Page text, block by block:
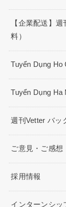
【企業配送】
料）
Tuyển Dụng Ho
Tuyển Dụng Ha
週刊Vetter バッ
ご意見・ご感想
採用情報
インターンシッ